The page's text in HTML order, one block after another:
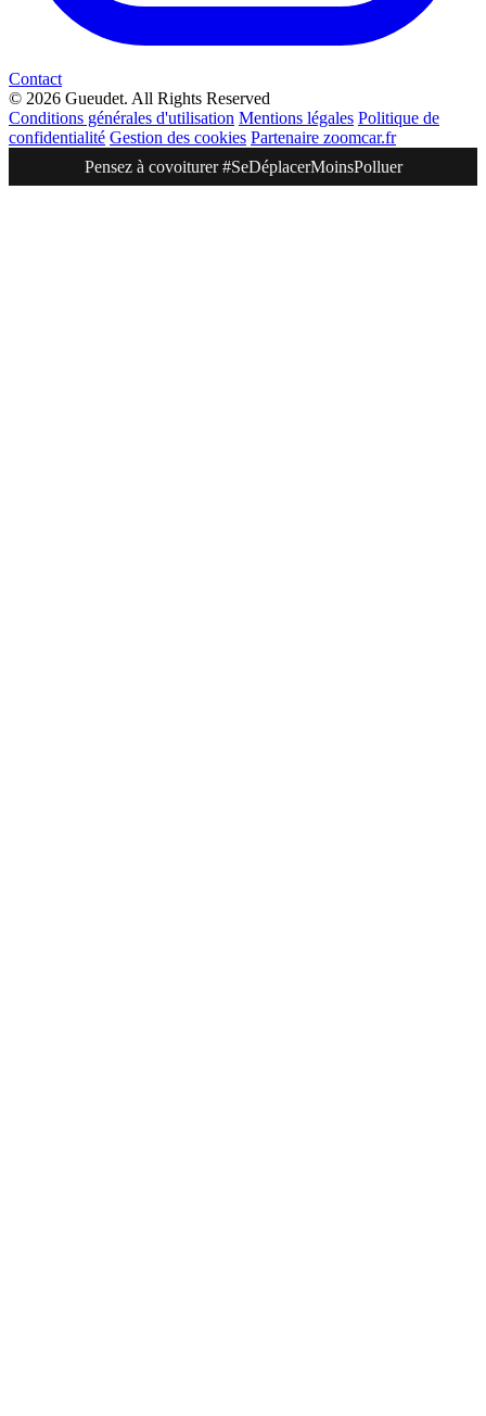
Contact
© 2026 Gueudet. All Rights Reserved
Conditions générales d'utilisation Mentions légales Politique de
confidentialité Gestion des cookies Partenaire zoomcar.fr
Pensez à covoiturer #SeDéplacerMoinsPolluer